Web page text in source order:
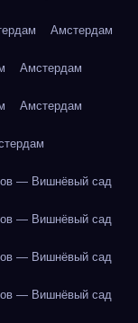
Амстердам
Амстердам
Амстердам
— Вишнёвый сад
— Вишнёвый сад
— Вишнёвый сад
— Вишнёвый сад